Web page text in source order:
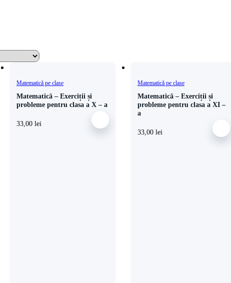
Matematică pe clase
Matematică – Exerciții și
probleme pentru clasa a X – a
33,00 lei
Matematică pe clase
Matematică – Exerciții și
probleme pentru clasa a XI –
a
33,00 lei